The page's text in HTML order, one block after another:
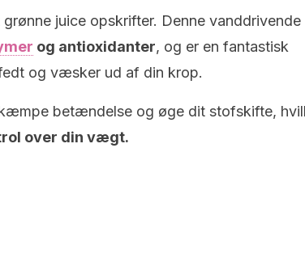
juice opskrifter. Denne vanddrivende
og antioxidanter, og er en fantastisk
og væsker ud af din krop.
betændelse og øge dit stofskifte,
over din vægt.